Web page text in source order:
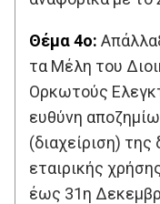
Θέμα 4ο:
τα Μέλη του
Ορκωτούς
ευθύνη
(διαχείριση)
εταιρικής
έως 31η